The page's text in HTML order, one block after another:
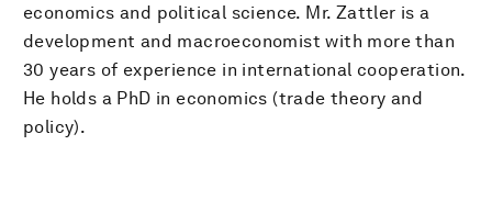
economics and political science. Mr. Zattler is a
development and macroeconomist with more than
30 years of experience in international cooperation.
He holds a PhD in economics (trade theory and
policy).